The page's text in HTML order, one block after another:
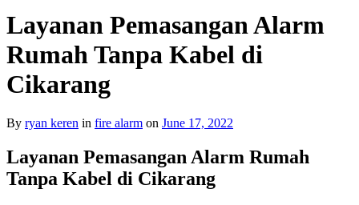
Layanan Pemasangan Alarm
Rumah Tanpa Kabel di
Cikarang
By ryan keren in fire alarm on June 17, 2022
Layanan Pemasangan Alarm Rumah
Tanpa Kabel di Cikarang